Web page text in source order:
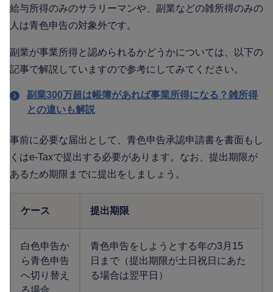
給与所得のみのサラリーマンや、副業などの雑所得のみの
人は青色申告の対象外です。
副業が事業所得と認められるかどうかについては、以下の
記事で解説していますので参考にしてみてください。
副業300万超は帳簿があれば事業所得になる？雑所得
との違いも解説
事前に必要な届出として、青色申告承認申請書を書面もし
くはe-Taxで提出する必要があります。なお、提出期限が
あるため期限までに提出をしましょう。
ケース 提出期限
白色申告か
ら青色申告
へ切り替え
る場合
青色申告をしようとする年の3月15
日まで（提出期限が土日祝日にあた
る場合は翌平日）